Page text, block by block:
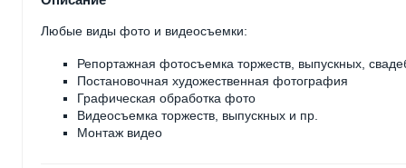
Любые виды фото и видеосъемки:
Репортажная фотосъемка торжеств, выпускных,
Постановочная художественная фотография
Графическая обработка фото
Видеосъемка торжеств, выпускных и пр.
Монтаж видео